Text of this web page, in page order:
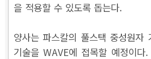
을 적용할 수 있도록 돕는다.
양사는 파스칼의 풀스택 중성원자
기술을 WAVE에 접목할 예정이다